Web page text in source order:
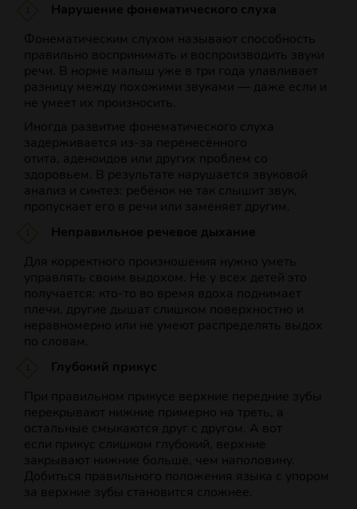
Нарушение фонематического слуха
Фонематическим слухом называют способность
правильно воспринимать и воспроизводить звуки
речи. В норме малыш уже в три года улавливает
разницу между похожими звуками — даже если и
не умеет их произносить.
Иногда развитие фонематического слуха
задерживается из‑за перенесённого
отита, аденоидов или других проблем со
здоровьем. В результате нарушается звуковой
анализ и синтез: ребёнок не так слышит звук,
пропускает его в речи или заменяет другим.
Неправильное речевое дыхание
Для корректного произношения нужно уметь
управлять своим выдохом. Не у всех детей это
получается: кто‑то во время вдоха поднимает
плечи, другие дышат слишком поверхностно и
неравномерно или не умеют распределять выдох
по словам.
Глубокий прикус
При правильном прикусе верхние передние зубы
перекрывают нижние примерно на треть, а
остальные смыкаются друг с другом. А вот
если прикус слишком глубокий, верхние
закрывают нижние больше, чем наполовину.
Добиться правильного положения языка с упором
за верхние зубы становится сложнее.